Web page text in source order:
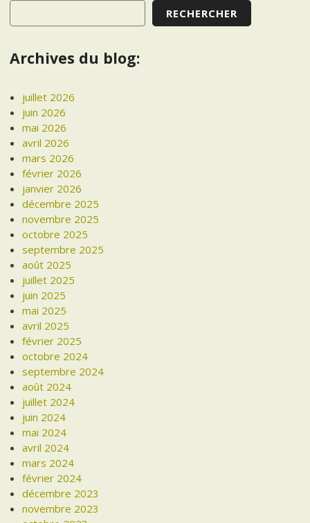
RECHERCHER
Archives du blog:
juillet 2026
juin 2026
mai 2026
avril 2026
mars 2026
février 2026
janvier 2026
décembre 2025
novembre 2025
octobre 2025
septembre 2025
août 2025
juillet 2025
juin 2025
mai 2025
avril 2025
février 2025
octobre 2024
septembre 2024
août 2024
juillet 2024
juin 2024
mai 2024
avril 2024
mars 2024
février 2024
décembre 2023
novembre 2023